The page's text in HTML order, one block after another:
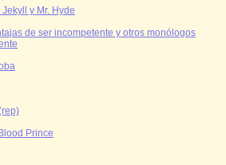
y Mr. Hyde
de ser incompetente y otros monólogos
Prince